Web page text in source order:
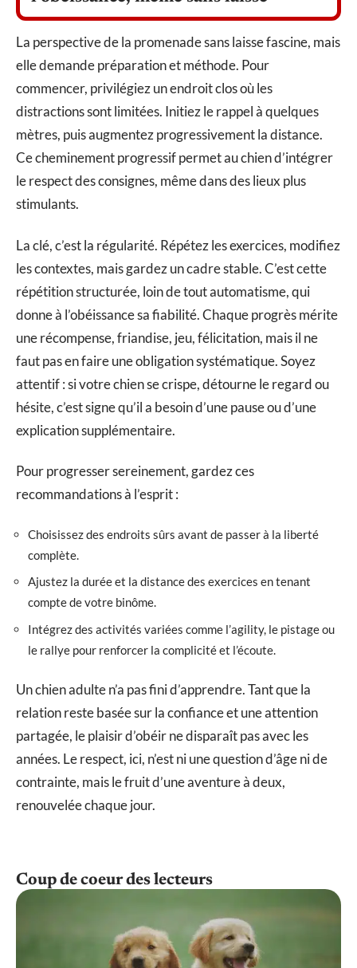
La perspective de la promenade sans laisse fascine, mais
elle demande préparation et méthode. Pour
commencer, privilégiez un endroit clos où les
distractions sont limitées. Initiez le rappel à quelques
mètres, puis augmentez progressivement la distance.
Ce cheminement progressif permet au chien d’intégrer
le respect des consignes, même dans des lieux plus
stimulants.
La clé, c’est la régularité. Répétez les exercices, modifiez
les contextes, mais gardez un cadre stable. C’est cette
répétition structurée, loin de tout automatisme, qui
donne à l’obéissance sa fiabilité. Chaque progrès mérite
une récompense, friandise, jeu, félicitation, mais il ne
faut pas en faire une obligation systématique. Soyez
attentif : si votre chien se crispe, détourne le regard ou
hésite, c’est signe qu’il a besoin d’une pause ou d’une
explication supplémentaire.
Pour progresser sereinement, gardez ces
recommandations à l’esprit :
Choisissez des endroits sûrs avant de passer à la liberté
complète.
Ajustez la durée et la distance des exercices en tenant
compte de votre binôme.
Intégrez des activités variées comme l’agility, le pistage ou
le rallye pour renforcer la complicité et l’écoute.
Un chien adulte n’a pas fini d’apprendre. Tant que la
relation reste basée sur la confiance et une attention
partagée, le plaisir d’obéir ne disparaît pas avec les
années. Le respect, ici, n’est ni une question d’âge ni de
contrainte, mais le fruit d’une aventure à deux,
renouvelée chaque jour.
Coup de coeur des lecteurs